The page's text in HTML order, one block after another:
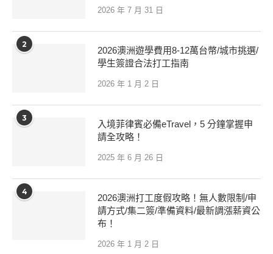
2026 年 7 月 31 日
2
2026澳洲遊學費用8-12萬台幣/城市挑選/
學生簽證合法打工指南
2026 年 1 月 2 日
3
入境菲律賓必備eTravel，5 分鐘掌握申
請全攻略！
2025 年 6 月 26 日
4
2026澳洲打工度假攻略！無人數限制/申
請方式/集二簽/準備資料/最新調漲薪資公
布！
2026 年 1 月 2 日